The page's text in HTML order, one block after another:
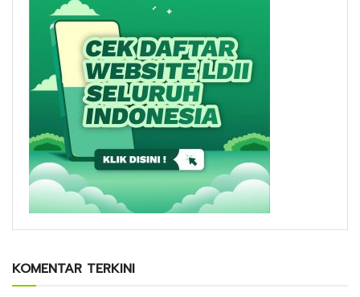
KOMENTAR TERKINI